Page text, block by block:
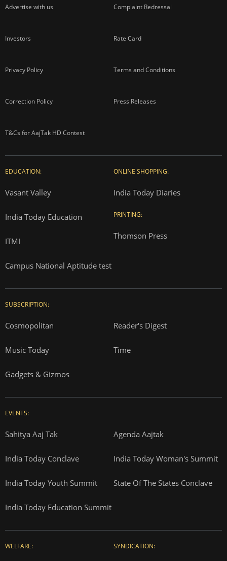
Advertise with us Complaint Redressal
Investors Rate Card
Privacy Policy Terms and Conditions
Correction Policy Press Releases
T&Cs for AajTak HD Contest
EDUCATION:
Vasant Valley
India Today Education
ITMI
Campus National Aptitude test
ONLINE SHOPPING:
India Today Diaries
PRINTING:
Thomson Press
SUBSCRIPTION:
Cosmopolitan Reader's Digest
Music Today Time
Gadgets & Gizmos
EVENTS:
Sahitya Aaj Tak Agenda Aajtak
India Today Conclave India Today Woman's Summit
India Today Youth Summit State Of The States Conclave
India Today Education Summit
WELFARE: SYNDICATION: